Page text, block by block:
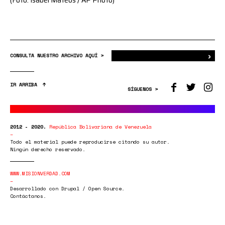
CONSULTA NUESTRO ARCHIVO AQUÍ > ›
IR ARRIBA
SÍGUENOS >
2012 - 2020. República Bolivariana de Venezuela
Todo el material puede reproducirse citando su autor.
Ningún derecho reservado.
WWW.MISIONVERDAD.COM
Desarrollado con Drupal / Open Source.
Contáctanos.